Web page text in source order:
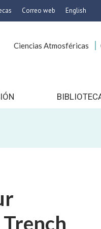
Correo web English
Ciencias Atmosféricas